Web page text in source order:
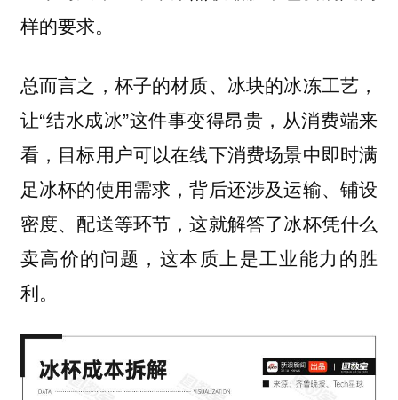
样的要求。
总而言之，杯子的材质、冰块的冰冻工艺，
让“结水成冰”这件事变得昂贵，从消费端来
看，目标用户可以在线下消费场景中即时满
足冰杯的使用需求，背后还涉及运输、铺设
密度、配送等环节，这就解答了冰杯凭什么
卖高价的问题，这本质上是工业能力的胜
利。